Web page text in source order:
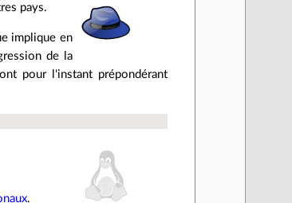
pays.
implique en
de la
pour l'instant prépondérant
.